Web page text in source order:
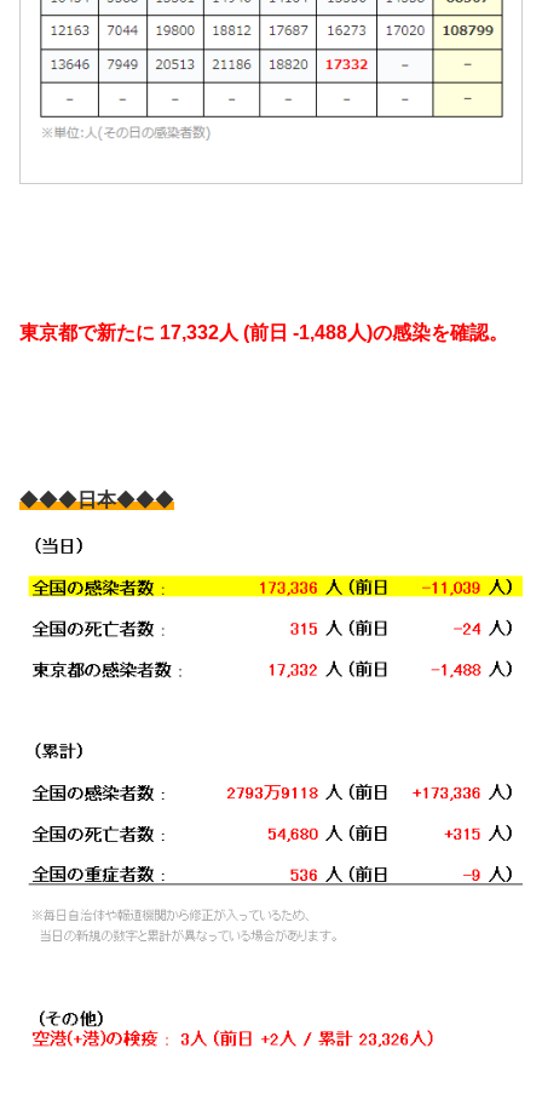
東京都で新たに 17,332人 (前日 -1,488人)の感染を確認。
◆◆◆日本◆◆◆